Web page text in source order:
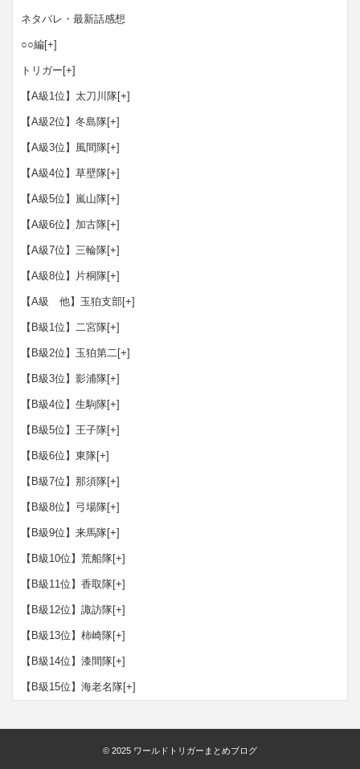
ネタバレ・最新話感想
○○編[+]
トリガー[+]
【A級1位】太刀川隊[+]
【A級2位】冬島隊[+]
【A級3位】風間隊[+]
【A級4位】草壁隊[+]
【A級5位】嵐山隊[+]
【A級6位】加古隊[+]
【A級7位】三輪隊[+]
【A級8位】片桐隊[+]
【A級 他】玉狛支部[+]
【B級1位】二宮隊[+]
【B級2位】玉狛第二 [+]
【B級3位】影浦隊[+]
【B級4位】生駒隊[+]
【B級5位】王子隊[+]
【B級6位】東隊[+]
【B級7位】那須隊[+]
【B級8位】弓場隊[+]
【B級9位】来馬隊[+]
【B級10位】荒船隊[+]
【B級11位】香取隊[+]
【B級12位】諏訪隊[+]
【B級13位】柿崎隊[+]
【B級14位】漆間隊[+]
【B級15位】海老名隊[+]
© 2025 ワールドトリガーまとめブログ